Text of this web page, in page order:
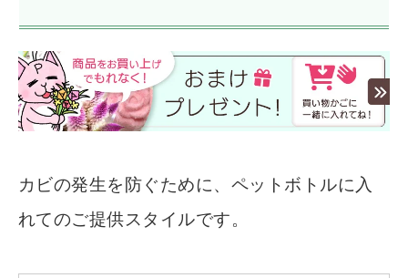
カビの発生を防ぐために、ペットボトルに入
れてのご提供スタイルです。